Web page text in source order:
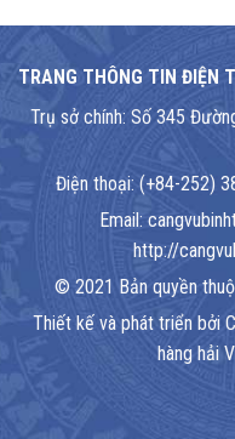
TRANG THÔNG TIN ĐIỆN
Trụ sở chính: Số 345
Điện thoại: (+84-252)
Email:
http://
© 2021 Bản quyền
Thiết kế và phát triển bởi
hàng hải